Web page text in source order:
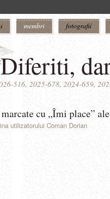
membri fotografii
516, 2025-678, 2024-659,
cu „Îmi place”
utilizatorului Coman Dorian